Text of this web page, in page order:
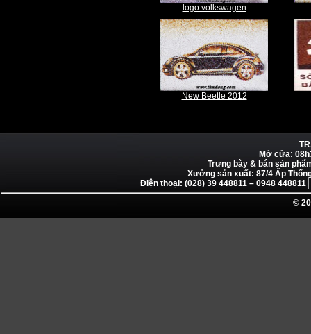
logo volkswagen
New Beetle 2012
Mở cửa:
Trưng bày & bán sản
Xưởng sản xuất: 87/4 Ấp
Điện thoại: (028) 39 448811 – 0948
©